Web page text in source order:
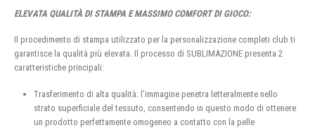
ELEVATA QUALITÀ DI STAMPA E MASSIMO COMFORT DI GIOCO:
Il procedimento di stampa utilizzato per la personalizzazione completi club ti
garantisce la qualità più elevata. Il processo di SUBLIMAZIONE presenta 2
caratteristiche principali:
Trasferimento di alta qualità: l’immagine penetra letteralmente nello
strato superficiale del tessuto, consentendo in questo modo di ottenere
un prodotto perfettamente omogeneo a contatto con la pelle